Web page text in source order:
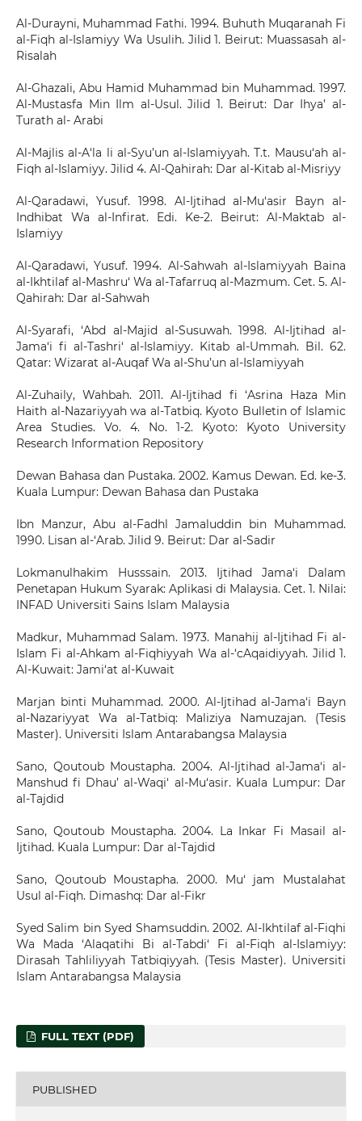
Al-Durayni, Muhammad Fathi. 1994. Buhuth Muqaranah Fi
al-Fiqh al-Islamiyy Wa Usulih. Jilid 1. Beirut: Muassasah al-
Risalah
Al-Ghazali, Abu Hamid Muhammad bin Muhammad. 1997.
Al-Mustasfa Min Ilm al-Usul. Jilid 1. Beirut: Dar Ihya’ al-
Turath al- Arabi
Al-Majlis al-A‘la li al-Syu’un al-Islamiyyah. T.t. Mausu‘ah al-
Fiqh al-Islamiyy. Jilid 4. Al-Qahirah: Dar al-Kitab al-Misriyy
Al-Qaradawi, Yusuf. 1998. Al-Ijtihad al-Mu‘asir Bayn al-
Indhibat Wa al-Infirat. Edi. Ke-2. Beirut: Al-Maktab al-
Islamiyy
Al-Qaradawi, Yusuf. 1994. Al-Sahwah al-Islamiyyah Baina
al-Ikhtilaf al-Mashru‘ Wa al-Tafarruq al-Mazmum. Cet. 5. Al-
Qahirah: Dar al-Sahwah
Al-Syarafi, ‘Abd al-Majid al-Susuwah. 1998. Al-Ijtihad al-
Jama‘i fi al-Tashri‘ al-Islamiyy. Kitab al-Ummah. Bil. 62.
Qatar: Wizarat al-Auqaf Wa al-Shu’un al-Islamiyyah
Al-Zuhaily, Wahbah. 2011. Al-Ijtihad fi ‘Asrina Haza Min
Haith al-Nazariyyah wa al-Tatbiq. Kyoto Bulletin of Islamic
Area Studies. Vo. 4. No. 1-2. Kyoto: Kyoto University
Research Information Repository
Dewan Bahasa dan Pustaka. 2002. Kamus Dewan. Ed. ke-3.
Kuala Lumpur: Dewan Bahasa dan Pustaka
Ibn Manzur, Abu al-Fadhl Jamaluddin bin Muhammad.
1990. Lisan al-‘Arab. Jilid 9. Beirut: Dar al-Sadir
Lokmanulhakim Husssain. 2013. Ijtihad Jama‘i Dalam
Penetapan Hukum Syarak: Aplikasi di Malaysia. Cet. 1. Nilai:
INFAD Universiti Sains Islam Malaysia
Madkur, Muhammad Salam. 1973. Manahij al-Ijtihad Fi al-
Islam Fi al-Ahkam al-Fiqhiyyah Wa al-‘cAqaidiyyah. Jilid 1.
Al-Kuwait: Jami‘at al-Kuwait
Marjan binti Muhammad. 2000. Al-Ijtihad al-Jama‘i Bayn
al-Nazariyyat Wa al-Tatbiq: Maliziya Namuzajan. (Tesis
Master). Universiti Islam Antarabangsa Malaysia
Sano, Qoutoub Moustapha. 2004. Al-Ijtihad al-Jama‘i al-
Manshud fi Dhau’ al-Waqi‘ al-Mu‘asir. Kuala Lumpur: Dar
al-Tajdid
Sano, Qoutoub Moustapha. 2004. La Inkar Fi Masail al-
Ijtihad. Kuala Lumpur: Dar al-Tajdid
Sano, Qoutoub Moustapha. 2000. Mu‘ jam Mustalahat
Usul al-Fiqh. Dimashq: Dar al-Fikr
Syed Salim bin Syed Shamsuddin. 2002. Al-Ikhtilaf al-Fiqhi
Wa Mada ‘Alaqatihi Bi al-Tabdi‘ Fi al-Fiqh al-Islamiyy:
Dirasah Tahliliyyah Tatbiqiyyah. (Tesis Master). Universiti
Islam Antarabangsa Malaysia
FULL TEXT (PDF)
PUBLISHED